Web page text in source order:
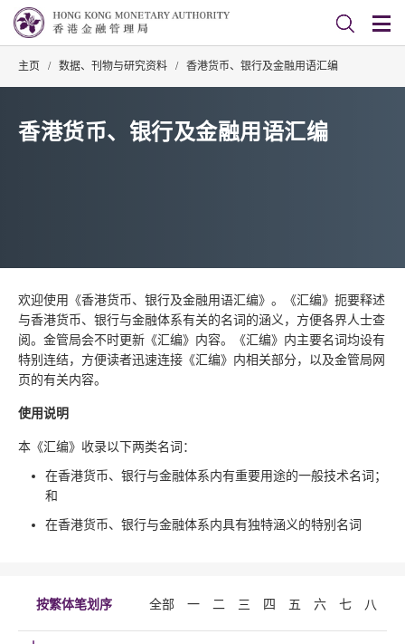
主页 / 数据、刊物与研究资料 / 香港货币、银行及金融用语汇编
香港货币、银行及金融用语汇编
欢迎使用《香港货币、银行及金融用语汇编》。《汇编》扼要释述
与香港货币、银行与金融体系有关的名词的涵义，方便各界人士查
阅。金管局会不时更新《汇编》内容。《汇编》内主要名词均设有
特别连结，方便读者迅速连接《汇编》内相关部分，以及金管局网
页的有关内容。
使用说明
本《汇编》收录以下两类名词：
在香港货币、银行与金融体系内有重要用途的一般技术名词；
和
在香港货币、银行与金融体系内具有独特涵义的特别名词
按繁体笔划序 全部 一 二 三 四 五 六 七 八